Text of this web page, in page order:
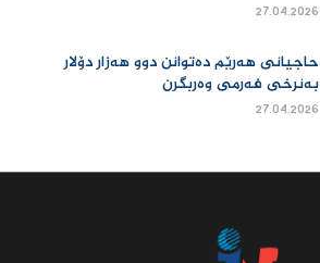
27.04.2026
حاجیانی هەرێم دەتوانن دوو هەزار دۆلار
بەنرخی فەرمی وەربگرن
27.04.2026